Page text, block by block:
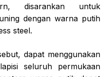
disarankan untuk
dengan warna putih
steel.
dapat menggunakan
seluruh permukaan